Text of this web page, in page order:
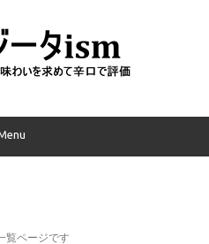
覧ページです